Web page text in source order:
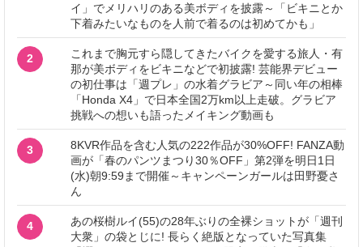
イ」でメリハリのある美ボディを披露～「ビキニとか
下着みたいなものを人前で着るのは初めてかも」
2
これまで胸元すら隠してきたバイクを愛する旅人・有
那が美ボディをビキニなどで初披露! 芸能界デビュー
の初仕事は「週プレ」の水着グラビア～同い年の相棒
「Honda X4」で日本全国2万km以上走破。グラビア
挑戦への想いも語ったメイキング動画も
3
8KVR作品を含む人気の222作品が30%OFF! FANZA動
画が「春のパンツまつり30％OFF」第2弾を明日1日
(水)朝9:59まで開催～キャンペーンガールは田野憂さ
ん
4
あの桜樹ルイ(55)の28年ぶりの全裸ショットが「週刊
大衆」の袋とじに! 長らく絶版となっていた写真集